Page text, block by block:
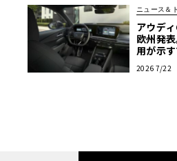
ニュース＆
アウデ
欧州発
用が示
2026 7/22